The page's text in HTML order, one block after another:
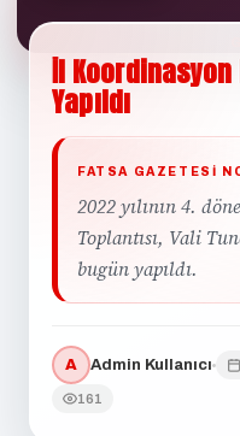
İl Koordinasyon
Yapıldı
FATSA GAZETESI
2022 yılının 4.
Toplantısı, Vali
bugün yapıldı.
A Admin Kullanıcı
161